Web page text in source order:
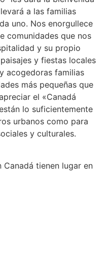
a las familias
uno. Nos enorgullece
comunidades que nos
y su propio
y fiestas locales
acogedoras familias
más pequeñas que
el «Canadá
lo suficientemente
urbanos como para
y culturales.
Canadá tienen lugar en